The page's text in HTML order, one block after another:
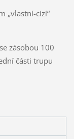
„vlastní-cizí“
zásobou 100
části trupu